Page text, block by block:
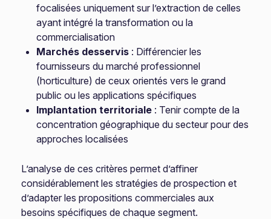
focalisées uniquement sur l’extraction de celles
ayant intégré la transformation ou la
commercialisation
Marchés desservis : Différencier les
fournisseurs du marché professionnel
(horticulture) de ceux orientés vers le grand
public ou les applications spécifiques
Implantation territoriale : Tenir compte de la
concentration géographique du secteur pour des
approches localisées
L’analyse de ces critères permet d’affiner
considérablement les stratégies de prospection et
d’adapter les propositions commerciales aux
besoins spécifiques de chaque segment.